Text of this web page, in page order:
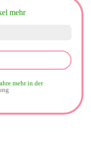
mehr
mehr in der